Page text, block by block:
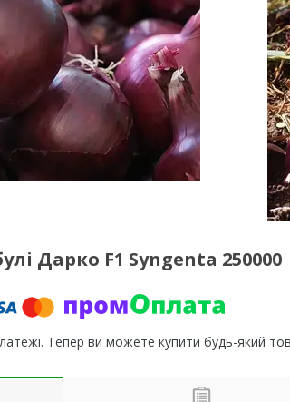
Дарко F1 Syngenta 250000
Тепер ви можете купити будь-який